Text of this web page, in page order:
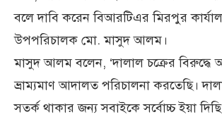
বলে দাবি করেন বিআরটিএর মিরপুর
উপপরিচালক মো. মাসুদ আলম।
মাসুদ আলম বলেন, ‘দালাল চক্রের বিরুদ্ধে
ভ্রাম্যমাণ আদালত পরিচালনা করতেছি।
সতর্ক থাকার জন্য সবাইকে সর্বোচ্চ ইয়া